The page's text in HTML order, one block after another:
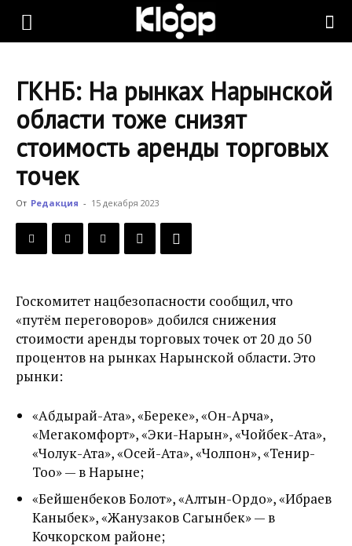
KLOOP.KG
Новости
Кыргызстана
ГКНБ: На рынках Нарынской
области тоже снизят
стоимость аренды торговых
точек
От Редакция - 15 декабря 2023
Госкомитет нацбезопасности сообщил, что
«путём переговоров» добился снижения
стоимости аренды торговых точек от 20 до 50
процентов на рынках Нарынской области. Это
рынки:
«Абдырай-Ата», «Береке», «Он-Арча»,
«Мегакомфорт», «Эки-Нарын», «Чойбек-Ата»,
«Чолук-Ата», «Осей-Ата», «Чолпон», «Тенир-
Тоо» — в Нарыне;
«Бейшенбеков Болот», «Алтын-Ордо», «Ибраев
Каныбек», «Жанузаков Сагынбек» — в
Кочкорском районе;